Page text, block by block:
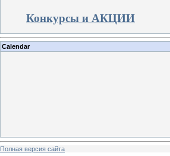
Конкурсы и АКЦИИ
Calendar
Полная версия сайта